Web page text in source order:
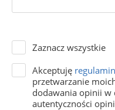
Zaznacz wszystkie
Akceptuję regulamin
przetwarzanie
dodawania opinii w
autentyczności